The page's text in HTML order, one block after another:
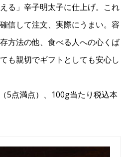
る」辛子明太子に仕上げ。これ
信して注文、実際にうまい。容
方法の他、食べる人への心くば
も親切でギフトとしても安心し
5点満点）、100g当たり税込本